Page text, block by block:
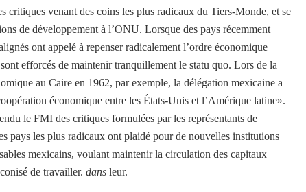
critiques venant des coins les plus radicaux du Tiers-Monde, et se
de développement à l’ONU. Lorsque des pays récemment
ont appelé à repenser radicalement l’ordre économique
efforcés de maintenir tranquillement le statu quo. Lors de la
au Caire en 1962, par exemple, la délégation mexicaine a
économique entre les États-Unis et l’Amérique latine».
le FMI des critiques formulées par les représentants de
pays les plus radicaux ont plaidé pour de nouvelles institutions
mexicains, voulant maintenir la circulation des capitaux
de travailler. dans leur.